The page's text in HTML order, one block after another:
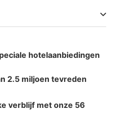
hotelaanbiedingen
2.5 miljoen tevreden
verblijf met onze 56